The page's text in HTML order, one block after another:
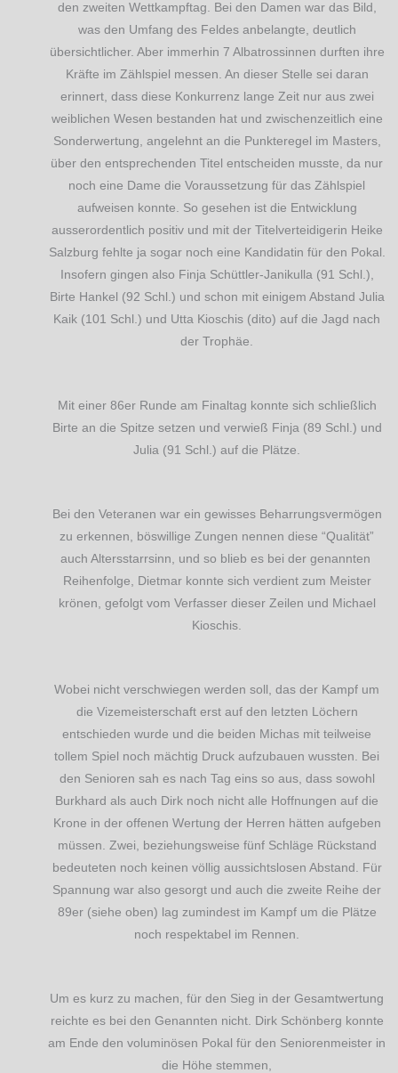
den zweiten Wettkampftag. Bei den Damen war das Bild,
was den Umfang des Feldes anbelangte, deutlich
übersichtlicher. Aber immerhin 7 Albatrossinnen durften ihre
Kräfte im Zählspiel messen. An dieser Stelle sei daran
erinnert, dass diese Konkurrenz lange Zeit nur aus zwei
weiblichen Wesen bestanden hat und zwischenzeitlich eine
Sonderwertung, angelehnt an die Punkteregel im Masters,
über den entsprechenden Titel entscheiden musste, da nur
noch eine Dame die Voraussetzung für das Zählspiel
aufweisen konnte. So gesehen ist die Entwicklung
ausserordentlich positiv und mit der Titelverteidigerin Heike
Salzburg fehlte ja sogar noch eine Kandidatin für den Pokal.
Insofern gingen also Finja Schüttler-Janikulla (91 Schl.),
Birte Hankel (92 Schl.) und schon mit einigem Abstand Julia
Kaik (101 Schl.) und Utta Kioschis (dito) auf die Jagd nach
der Trophäe.
Mit einer 86er Runde am Finaltag konnte sich schließlich
Birte an die Spitze setzen und verwieß Finja (89 Schl.) und
Julia (91 Schl.) auf die Plätze.
Bei den Veteranen war ein gewisses Beharrungsvermögen
zu erkennen, böswillige Zungen nennen diese “Qualität”
auch Altersstarrsinn, und so blieb es bei der genannten
Reihenfolge, Dietmar konnte sich verdient zum Meister
krönen, gefolgt vom Verfasser dieser Zeilen und Michael
Kioschis.
Wobei nicht verschwiegen werden soll, das der Kampf um
die Vizemeisterschaft erst auf den letzten Löchern
entschieden wurde und die beiden Michas mit teilweise
tollem Spiel noch mächtig Druck aufzubauen wussten. Bei
den Senioren sah es nach Tag eins so aus, dass sowohl
Burkhard als auch Dirk noch nicht alle Hoffnungen auf die
Krone in der offenen Wertung der Herren hätten aufgeben
müssen. Zwei, beziehungsweise fünf Schläge Rückstand
bedeuteten noch keinen völlig aussichtslosen Abstand. Für
Spannung war also gesorgt und auch die zweite Reihe der
89er (siehe oben) lag zumindest im Kampf um die Plätze
noch respektabel im Rennen.
Um es kurz zu machen, für den Sieg in der Gesamtwertung
reichte es bei den Genannten nicht. Dirk Schönberg konnte
am Ende den voluminösen Pokal für den Seniorenmeister in
die Höhe stemmen,